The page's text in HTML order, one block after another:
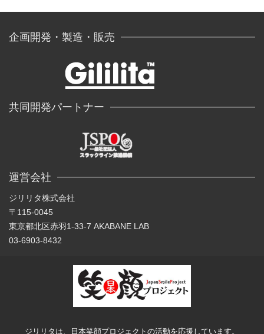
企画開発・製造・販売
共同開発パートナー
運営会社
ジリリタ株式会社
〒115-0045
東京都北区赤羽1-33-7 AKABANE LAB
03-6903-8432
ジリリタは、日本笑顔プロジェクトの活動を応援しています。